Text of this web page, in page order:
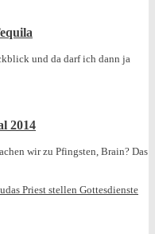
und da darf ich dann ja
2014
wir zu Pfingsten, Brain? Das
Priest stellen Gottesdienste